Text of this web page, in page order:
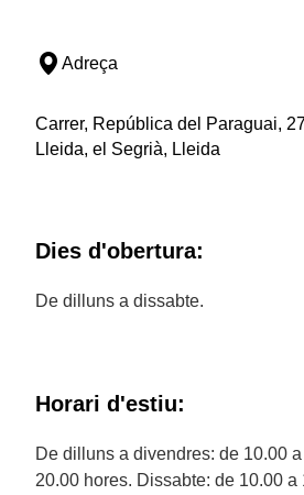
Adreça
Carrer, República del Paraguai,
Lleida, el Segrià, Lleida
Dies d'obertura:
De dilluns a dissabte.
Horari d'estiu:
De dilluns a divendres: de 10.00
20.00 hores. Dissabte: de 10.00 a